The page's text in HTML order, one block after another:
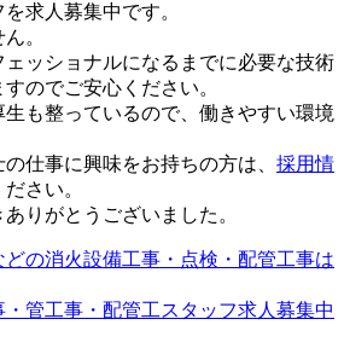
求人募集中です。
。
ッショナルになるまでに必要な技術
のでご安心ください。
も整っているので、働きやすい環境
仕事に興味をお持ちの方は、 採用情
さい。
りがとうございました。
の消火設備工事・点検・配管工事は
管工事・配管工スタッフ求人募集中